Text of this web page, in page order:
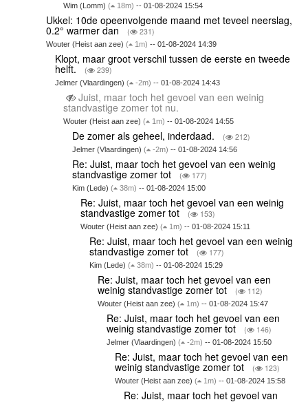
Wim (Lomm)( 18m) -- 01-08-2024 15:54
Ukkel: 10de opeenvolgende maand met teveel neerslag,
0.2° warmer dan ( 231)
Wouter (Heist aan zee)( 1m) -- 01-08-2024 14:39
Klopt, maar groot verschil tussen de eerste en tweede
helft. ( 239)
Jelmer (Vlaardingen) ( -2m) -- 01-08-2024 14:43
Juist, maar toch het gevoel van een weinig
standvastige zomer tot nu.
Wouter (Heist aan zee)( 1m) -- 01-08-2024 14:55
De zomer als geheel, inderdaad. ( 212)
Jelmer (Vlaardingen) ( -2m) -- 01-08-2024 14:56
Re: Juist, maar toch het gevoel van een weinig
standvastige zomer tot ( 177)
Kim (Lede) ( 38m) -- 01-08-2024 15:00
Re: Juist, maar toch het gevoel van een weinig
standvastige zomer tot ( 153)
Wouter (Heist aan zee)( 1m) -- 01-08-2024 15:11
Re: Juist, maar toch het gevoel van een weinig
standvastige zomer tot ( 177)
Kim (Lede) ( 38m) -- 01-08-2024 15:29
Re: Juist, maar toch het gevoel van een
weinig standvastige zomer tot ( 112)
Wouter (Heist aan zee)( 1m) -- 01-08-2024 15:47
Re: Juist, maar toch het gevoel van een
weinig standvastige zomer tot ( 146)
Jelmer (Vlaardingen) ( -2m) -- 01-08-2024 15:50
Re: Juist, maar toch het gevoel van een
weinig standvastige zomer tot ( 123)
Wouter (Heist aan zee)( 1m) -- 01-08-2024 15:58
Re: Juist, maar toch het gevoel van